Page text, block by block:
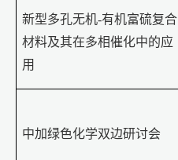
新型多孔无机-有机富硫复合
材料及其在多相催化中的应
用
中加绿色化学双边研讨会